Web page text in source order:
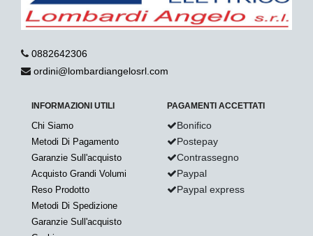
0882642306
ordini@lombardiangelosrl.com
INFORMAZIONI UTILI
Chi Siamo
Metodi Di Pagamento
Garanzie Sull'acquisto
Acquisto Grandi Volumi
Reso Prodotto
Metodi Di Spedizione
Garanzie Sull'acquisto
PAGAMENTI ACCETTATI
Bonifico
Postepay
Contrassegno
Paypal
Paypal express